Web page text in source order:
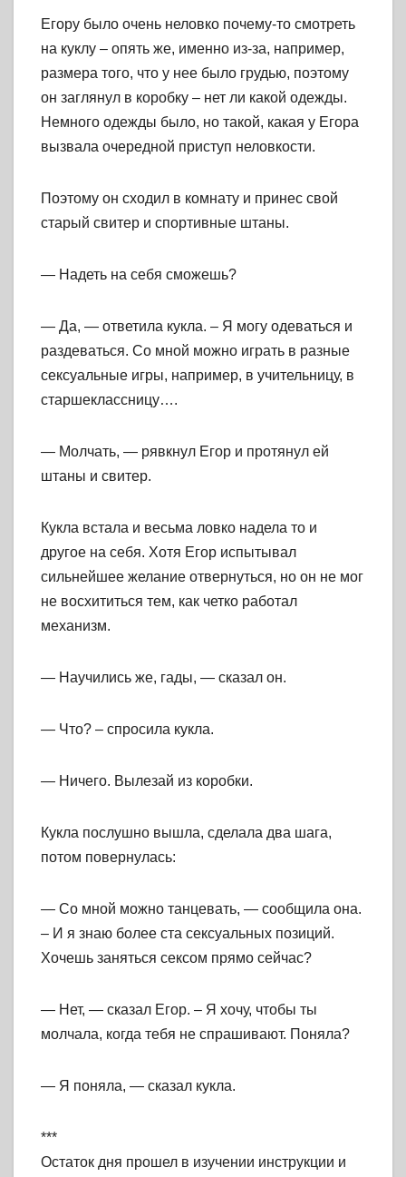
Егору было очень неловко почему-то смотреть
на куклу – опять же, именно из-за, например,
размера того, что у нее было грудью, поэтому
он заглянул в коробку – нет ли какой одежды.
Немного одежды было, но такой, какая у Егора
вызвала очередной приступ неловкости.
Поэтому он сходил в комнату и принес свой
старый свитер и спортивные штаны.
— Надеть на себя сможешь?
— Да, — ответила кукла. – Я могу одеваться и
раздеваться. Со мной можно играть в разные
сексуальные игры, например, в учительницу, в
старшеклассницу….
— Молчать, — рявкнул Егор и протянул ей
штаны и свитер.
Кукла встала и весьма ловко надела то и
другое на себя. Хотя Егор испытывал
сильнейшее желание отвернуться, но он не мог
не восхититься тем, как четко работал
механизм.
— Научились же, гады, — сказал он.
— Что? – спросила кукла.
— Ничего. Вылезай из коробки.
Кукла послушно вышла, сделала два шага,
потом повернулась:
— Со мной можно танцевать, — сообщила она.
– И я знаю более ста сексуальных позиций.
Хочешь заняться сексом прямо сейчас?
— Нет, — сказал Егор. – Я хочу, чтобы ты
молчала, когда тебя не спрашивают. Поняла?
— Я поняла, — сказал кукла.
***
Остаток дня прошел в изучении инструкции и